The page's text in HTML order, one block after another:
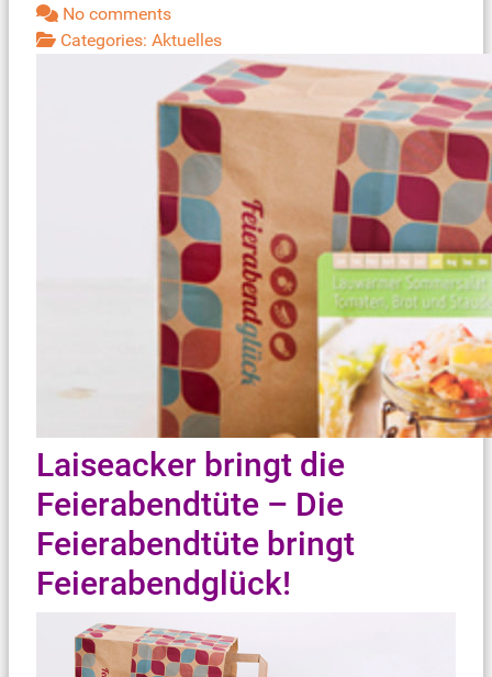
No comments
Categories: Aktuelles
Laiseacker bringt die
Feierabendtüte – Die
Feierabendtüte bringt
Feierabendglück!